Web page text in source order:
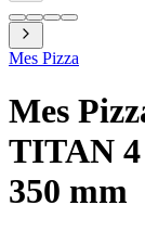
Mes Pizza
Mes
TITAN
350 mm